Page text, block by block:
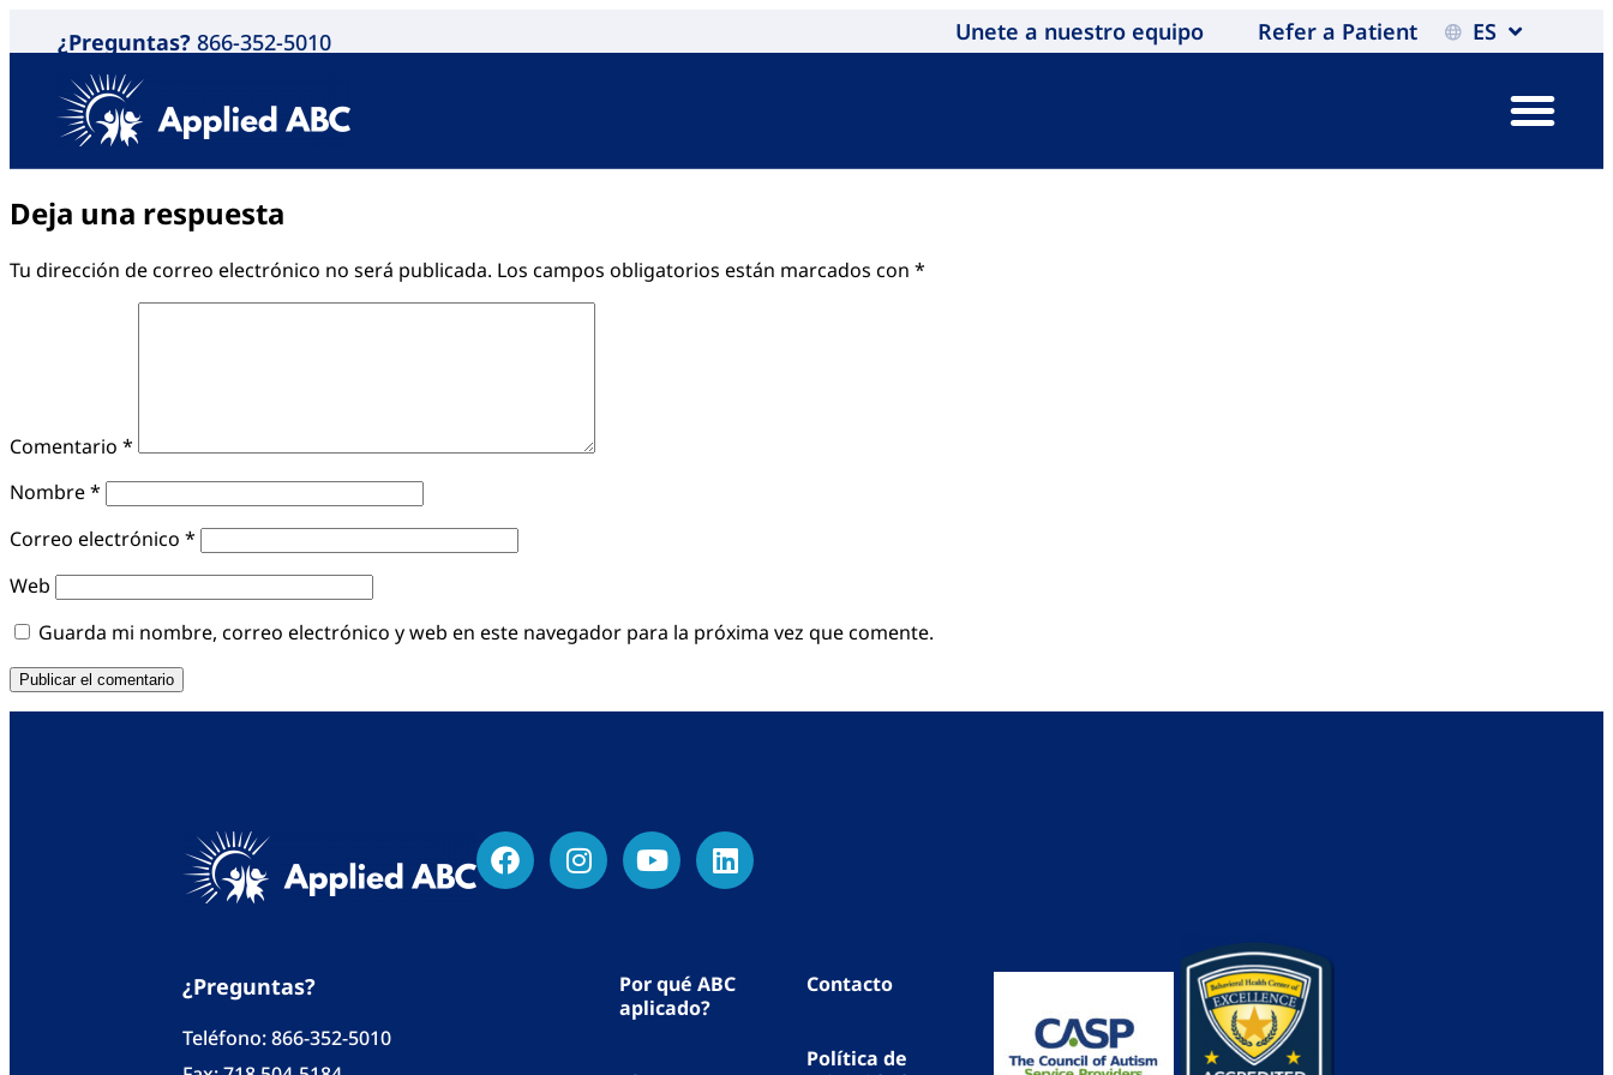
¿Preguntas? 866-352-5010 Unete a nuestro equipo Refer a Patient ES
Deja una respuesta
Tu dirección de correo electrónico no será publicada. Los campos obligatorios están marcados con *
Comentario *
Nombre*
Correo electrónico *
Web
Guarda mi nombre, correo electrónico y web en este navegador para la próxima vez que comente.
¿Preguntas?
Teléfono:866-352-5010
Por qué ABC
aplicado?
Contacto
Política de